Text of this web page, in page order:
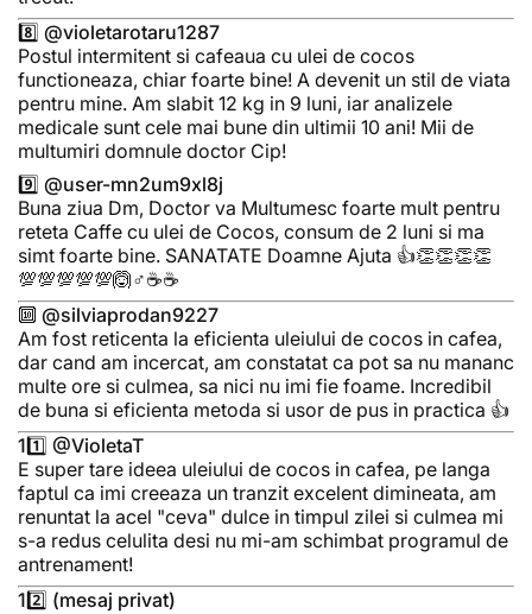
8️⃣ @violetarotaru1287
Postul intermitent si cafeaua cu ulei de cocos
functioneaza, chiar foarte bine! A devenit un stil de viata
pentru mine. Am slabit 12 kg in 9 luni, iar analizele
medicale sunt cele mai bune din ultimii 10 ani! Mii de
multumiri domnule doctor Cip!
9️⃣ @user-mn2um9xl8j
Buna ziua Dm, Doctor va Multumesc foarte mult pentru
reteta Caffe cu ulei de Cocos, consum de 2 luni si ma
simt foarte bine. SANATATE Doamne Ajuta 👍👏👏👏👏
💯💯💯💯💯🙆♂️☕☕
🔟 @silviaprodan9227
Am fost reticenta la eficienta uleiului de cocos in cafea,
dar cand am incercat, am constatat ca pot sa nu mananc
multe ore si culmea, sa nici nu imi fie foame. Incredibil
de buna si eficienta metoda si usor de pus in practica 👍
11️⃣ @VioletaT
E super tare ideea uleiului de cocos in cafea, pe langa
faptul ca imi creeaza un tranzit excelent dimineata, am
renuntat la acel "ceva" dulce in timpul zilei si culmea mi
s-a redus celulita desi nu mi-am schimbat programul de
antrenament!
12️⃣ (mesaj privat)